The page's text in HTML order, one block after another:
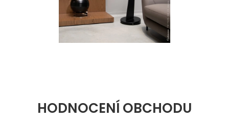
HODNOCENÍ OBCHODU